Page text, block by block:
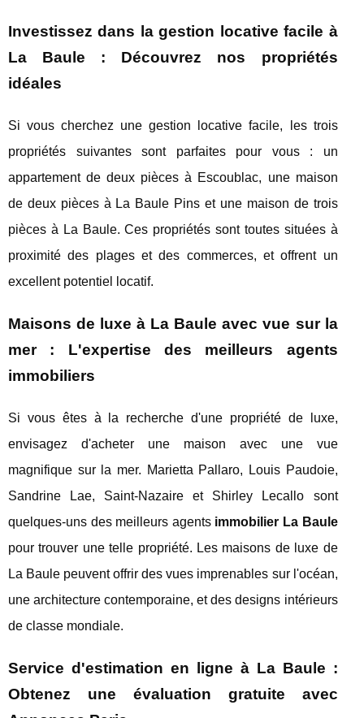
Investissez dans la gestion locative facile à
La Baule : Découvrez nos propriétés
idéales
Si vous cherchez une gestion locative facile, les trois
propriétés suivantes sont parfaites pour vous : un
appartement de deux pièces à Escoublac, une maison
de deux pièces à La Baule Pins et une maison de trois
pièces à La Baule. Ces propriétés sont toutes situées à
proximité des plages et des commerces, et offrent un
excellent potentiel locatif.
Maisons de luxe à La Baule avec vue sur la
mer : L'expertise des meilleurs agents
immobiliers
Si vous êtes à la recherche d'une propriété de luxe,
envisagez d'acheter une maison avec une vue
magnifique sur la mer. Marietta Pallaro, Louis Paudoie,
Sandrine Lae, Saint-Nazaire et Shirley Lecallo sont
quelques-uns des meilleurs agents immobilier La Baule
pour trouver une telle propriété. Les maisons de luxe de
La Baule peuvent offrir des vues imprenables sur l'océan,
une architecture contemporaine, et des designs intérieurs
de classe mondiale.
Service d'estimation en ligne à La Baule :
Obtenez une évaluation gratuite avec